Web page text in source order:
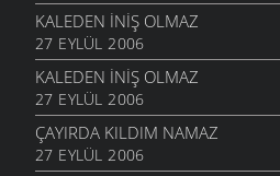
KALEDEN INIŞ OLMAZ
27 EYLÜL 2006
KALEDEN INIŞ OLMAZ
27 EYLÜL 2006
ÇAYIRDA KILDIM NAMAZ
27 EYLÜL 2006